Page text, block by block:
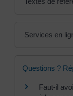
Services en
Questions ?
Faut-il